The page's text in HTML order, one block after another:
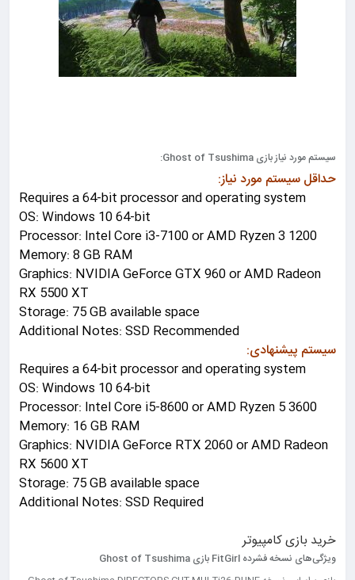
سیستم مورد نیاز بازی Ghost of Tsushima:
حداقل سیستم مورد نیاز:
Requires a 64-bit processor and operating system
OS: Windows 10 64-bit
Processor: Intel Core i3-7100 or AMD Ryzen 3 1200
Memory: 8 GB RAM
Graphics: NVIDIA GeForce GTX 960 or AMD Radeon
RX 5500 XT
Storage: 75 GB available space
Additional Notes: SSD Recommended
سیستم پیشنهادی:
Requires a 64-bit processor and operating system
OS: Windows 10 64-bit
Processor: Intel Core i5-8600 or AMD Ryzen 5 3600
Memory: 16 GB RAM
Graphics: NVIDIA GeForce RTX 2060 or AMD Radeon
RX 5600 XT
Storage: 75 GB available space
Additional Notes: SSD Required
خرید بازی کامپیوتر
ویژگی‌های نسخه فشرده FitGirl بازی Ghost of Tsushima